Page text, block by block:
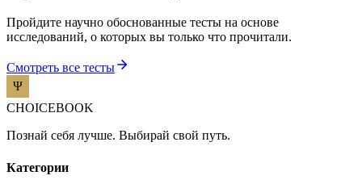
Пройдите научно обоснованные тесты на основе
исследований, о которых вы только что прочитали.
Смотреть все тесты
CHOICEBOOK
Познай себя лучше. Выбирай свой путь.
Категории